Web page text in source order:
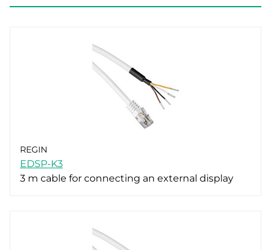
REGIN
EDSP-K3
3 m cable for connecting an external display